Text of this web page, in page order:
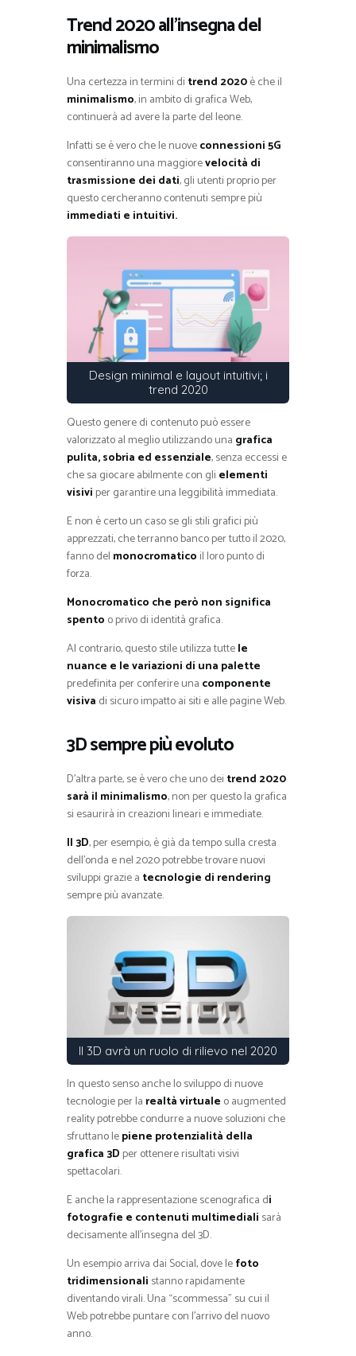
Trend 2020 all’insegna del
minimalismo
Una certezza in termini di trend 2020è che il
minimalismo, in ambito di grafica Web,
continuerà ad avere la parte del leone.
Infatti se è vero che le nuoveconnessioni 5G
consentiranno una maggiorevelocità di
trasmissione dei dati, gli utenti proprio per
questo cercheranno contenuti sempre più
immediati e intuitivi.
Design minimal e layout intuitivi; i
trend 2020
Questo genere di contenuto può essere
valorizzato al meglio utilizzando una grafica
pulita, sobria ed essenziale, senza eccessi e
che sa giocare abilmente con gli elementi
visivi per garantire una leggibilità immediata.
E non è certo un caso se gli stili grafici più
apprezzati, che terranno banco per tutto il 2020,
fanno del monocromatico il loro punto di
forza.
Monocromatico che però non significa
spento o privo di identità grafica.
Al contrario, questo stile utilizza tuttele
nuance e le variazioni di una palette
predefinita per conferire una componente
visiva di sicuro impatto ai siti e alle pagine Web.
3D sempre più evoluto
D’altra parte, se è vero che uno dei trend 2020
sarà il minimalismo, non per questo la grafica
si esaurirà in creazioni lineari e immediate.
Il 3D, per esempio, è già da tempo sulla cresta
dell’onda e nel 2020 potrebbe trovare nuovi
sviluppi grazie a tecnologie di rendering
sempre più avanzate.
Il 3D avrà un ruolo di rilievo nel 2020
In questo senso anche lo sviluppo di nuove
tecnologie per la realtà virtuale o augmented
reality potrebbe condurre a nuove soluzioni che
sfruttano lepiene protenzialità della
grafica 3D per ottenere risultati visivi
spettacolari.
E anche la rappresentazione scenografica di
fotografie e contenuti multimediali sarà
decisamente all’insegna del 3D.
Un esempio arriva dai Social, dove lefoto
tridimensionali stanno rapidamente
diventando virali. Una “scommessa” su cui il
Web potrebbe puntare con l’arrivo del nuovo
anno.